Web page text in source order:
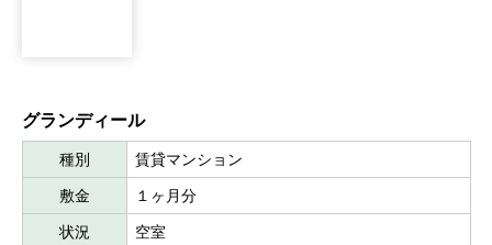
グランディール
種別 賃貸マンション
敷金 １ヶ月分
状況 空室